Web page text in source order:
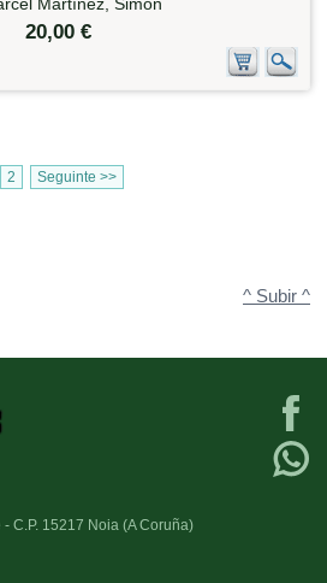
20,00 €
2 Seguinte >>
^ Subir ^
C.P. 15217 Noia (A Coruña)